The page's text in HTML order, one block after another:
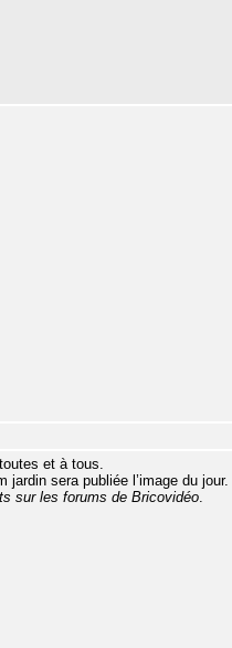
et à tous.
jardin sera publiée l’image du jour.
sur les forums de Bricovidéo.